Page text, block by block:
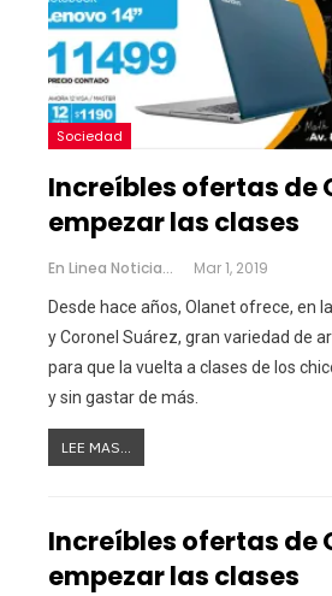
Sociedad
Increíbles ofertas de
empezar las clases
En Linea Noticias Mar 1, 2019
Desde hace años, Olanet ofrece, en
y Coronel Suárez, gran variedad de
para que la vuelta a clases de los
y sin gastar de más.
LEE MAS...
Increíbles ofertas de
empezar las clases